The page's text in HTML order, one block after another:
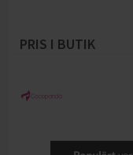
PRIS I BUTIK